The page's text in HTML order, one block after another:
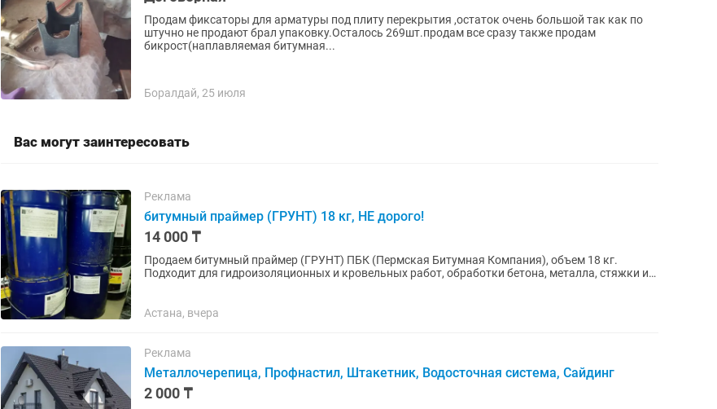
Продам фиксаторы для арматуры под плиту перекрытия ,остаток очень большой так как по
штучно не продают брал упаковку.Осталось 269шт.продам все сразу также продам
бикрост(наплавляемая битумная...
Боралдай, 25 июля
Вас могут заинтересовать
Реклама
битумный праймер (ГРУНТ) 18 кг, НЕ дорого!
14 000 ₸
Продаем битумный праймер (ГРУНТ) ПБК (Пермская Битумная Компания), объем 18 кг.
Подходит для гидроизоляционных и кровельных работ, обработки бетона, металла, стяжки и
Астана, вчера
Реклама
Металлочерепица, Профнастил, Штакетник, Водосточная система, Сайдинг
2 000 ₸